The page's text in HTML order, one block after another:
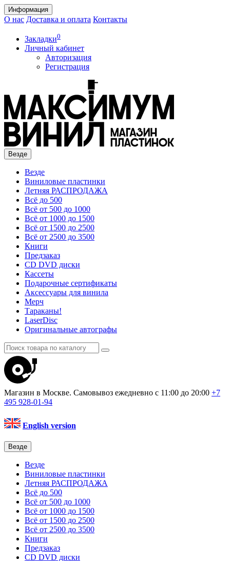
Информация
О нас Доставка и оплата Контакты
Закладки0
Личный кабинет
Авторизация
Регистрация
Везде
Везде
Виниловые пластинки
Летняя РАСПРОДАЖА
Всё до 500
Всё от 500 до 1000
Всё от 1000 до 1500
Всё от 1500 до 2500
Всё от 2500 до 3500
Книги
Предзаказ
CD DVD диски
Кассеты
Подарочные сертификаты
Аксессуары для винила
Мерч
Тараканы!
LaserDisc
Оригинальные автографы
Магазин в Москве. Самовывоз ежедневно с 11:00 до 20:00 +7
495 928-01-94
English version
Везде
Везде
Виниловые пластинки
Летняя РАСПРОДАЖА
Всё до 500
Всё от 500 до 1000
Всё от 1000 до 1500
Всё от 1500 до 2500
Всё от 2500 до 3500
Книги
Предзаказ
CD DVD диски